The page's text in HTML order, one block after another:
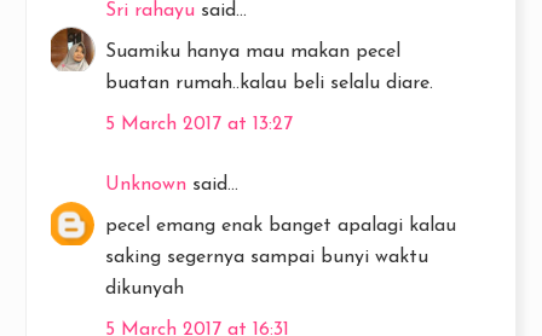
Sri rahayu said...
Suamiku hanya mau makan pecel
buatan rumah..kalau beli selalu diare.
5 March 2017 at 13:27
Unknown said...
pecel emang enak banget apalagi kalau
saking segernya sampai bunyi waktu
dikunyah
5 March 2017 at 16:31